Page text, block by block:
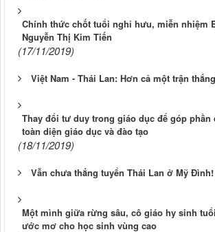
Chính thức chốt tuổi nghỉ hưu, miễn nhiệm
Nguyễn Thị Kim Tiến
(17/11/2019)
Việt Nam - Thái Lan: Hơn cả một trận
Thay đổi tư duy trong giáo dục để góp phần
toàn diện giáo dục và đào tạo
(18/11/2019)
Vẫn chưa thắng tuyển Thái Lan ở Mỹ Đình!
Một mình giữa rừng sâu, cô giáo hy sinh
ước mơ cho học sinh vùng cao